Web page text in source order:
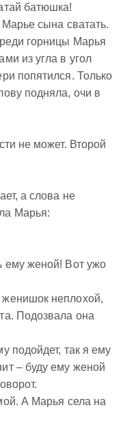
батюшка!
Марье сына сватать.
горницы Марья
из угла в угол
попятился. Только
подняла, очи в
не может. Второй
а слова не
Марья:
ему женой! Вот ужо
неплохой,
Подозвала она
подойдет, так я ему
– буду ему женой
А Марья села на